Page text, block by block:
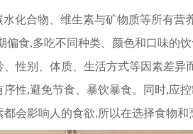
化合物、维生素与矿物质等所有
偏食,多吃不同种类、颜色和口味的
性别、体质、生活方式等因素差
性,避免节食、暴饮暴食。同时,应
会影响人的食欲,所以在选择食物和